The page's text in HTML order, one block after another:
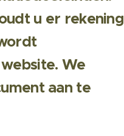
u er rekening
We
aan te